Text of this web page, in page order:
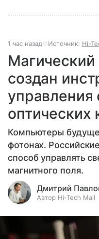
1 час назад Источник: Hi-
Магический
создан
оптических
Компьютеры
фотонах.
способ управлять
магнитного поля.
Дмитрий
Автор Hi-Tech Mail